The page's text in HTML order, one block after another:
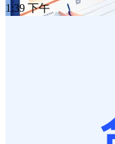
1:39 下午